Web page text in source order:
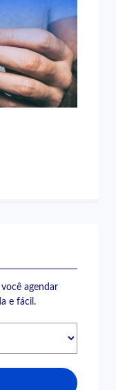
agendar
e fácil.